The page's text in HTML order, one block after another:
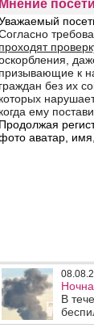
Мнение
В